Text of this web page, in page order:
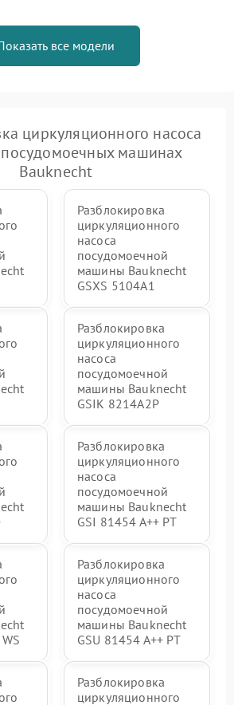
все модели
циркуляционного насоса
посудомоечных машинах
Bauknecht
Разблокировка
циркуляционного
насоса
посудомоечной
машины Bauknecht
GSXS 5104A1
Разблокировка
циркуляционного
насоса
посудомоечной
машины Bauknecht
GSIK 8214A2P
Разблокировка
циркуляционного
насоса
посудомоечной
машины Bauknecht
GSI 81454 A++ PT
Разблокировка
циркуляционного
насоса
посудомоечной
машины Bauknecht
GSU 81454 A++ PT
Разблокировка
циркуляционного